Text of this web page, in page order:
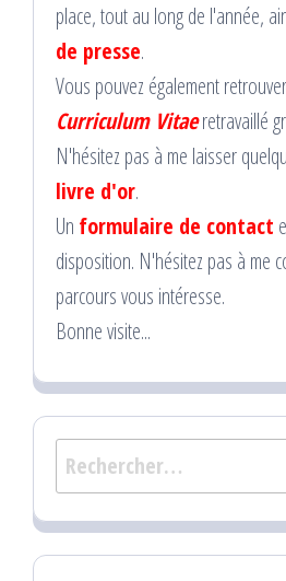
place, tout au long de l'année,
de presse.
Vous pouvez également
Curriculum Vitaeretravaillé
N'hésitez pas à me laisser
livre d'or.
Un formulaire de contact
disposition. N'hésitez pas à me
parcours vous intéresse.
Bonne visite...
Rechercher :